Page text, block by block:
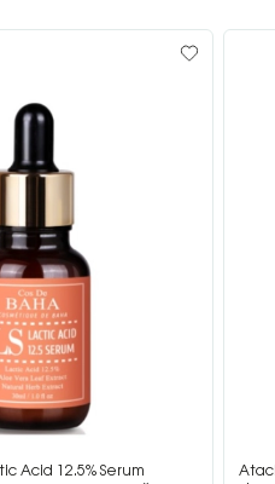
Acid 12.5% Serum